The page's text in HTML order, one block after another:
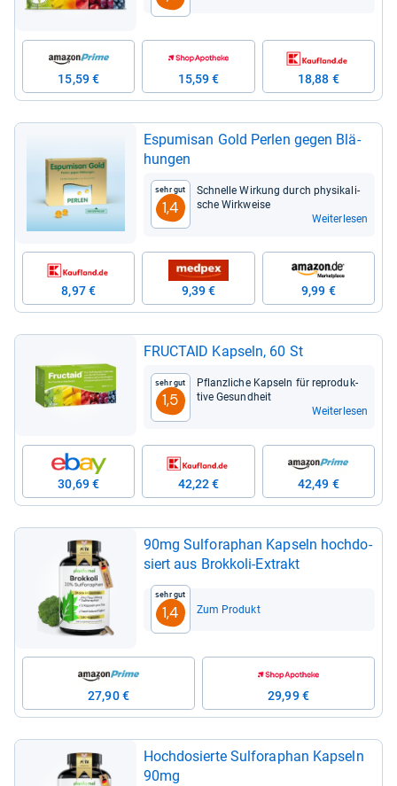
15,59 € 15,59 € 18,88 €
Espu­misan Gold Per­len gegen Blä­
hun­gen
Sehr gut
1,4
Schnelle Wir­kung durch phy­si­ka­li­
sche Wirk­weise
Weiterlesen
8,97 € 9,39 € 9,99 €
FRUC­TAID Kap­seln, 60 St
Sehr gut
1,5
Pflanz­li­che Kap­seln für repro­duk­
tive Gesund­heit
Weiterlesen
30,69 € 42,22 € 42,49 €
90mg Sul­fo­ra­phan Kap­seln hoch­do­
siert aus Brok­koli-​Extrakt
Sehr gut
1,4 Zum Produkt
27,90 € 29,99 €
Hoch­do­sierte Sul­fo­ra­phan Kap­seln
90mg